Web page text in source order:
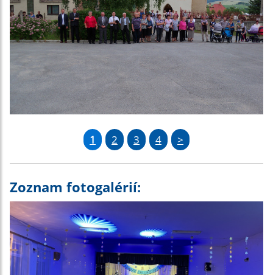
1 2 3 4 >
Zoznam fotogalérií: